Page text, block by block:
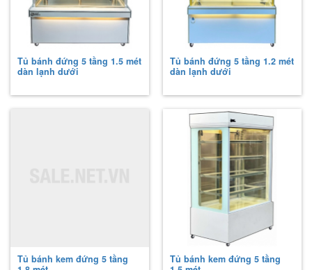
Tủ bánh đứng 5 tầng 1.5 mét
dàn lạnh dưới
Tủ bánh đứng 5 tầng 1.2 mét
dàn lạnh dưới
Tủ bánh kem đứng 5 tầng
Tủ bánh kem đứng 5 tầng